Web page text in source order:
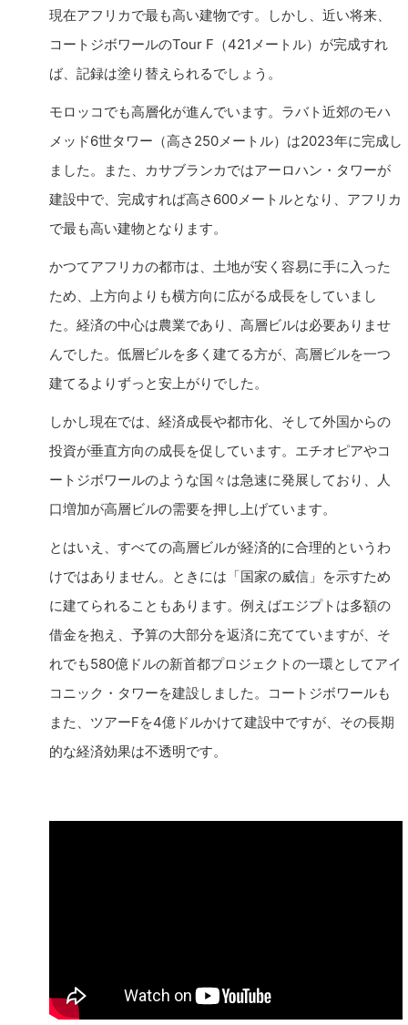
現在アフリカで最も高い建物です。しかし、近い将来、
コートジボワールのTour F（421メートル）が完成すれ
ば、記録は塗り替えられるでしょう。
モロッコでも高層化が進んでいます。ラバト近郊のモハ
メッド6世タワー（高さ250メートル）は2023年に完成し
ました。また、カサブランカではアーロハン・タワーが
建設中で、完成すれば高さ600メートルとなり、アフリカ
で最も高い建物となります。
かつてアフリカの都市は、土地が安く容易に手に入った
ため、上方向よりも横方向に広がる成長をしていまし
た。経済の中心は農業であり、高層ビルは必要ありませ
んでした。低層ビルを多く建てる方が、高層ビルを一つ
建てるよりずっと安上がりでした。
しかし現在では、経済成長や都市化、そして外国からの
投資が垂直方向の成長を促しています。エチオピアやコ
ートジボワールのような国々は急速に発展しており、人
口増加が高層ビルの需要を押し上げています。
とはいえ、すべての高層ビルが経済的に合理的というわ
けではありません。ときには「国家の威信」を示すため
に建てられることもあります。例えばエジプトは多額の
借金を抱え、予算の大部分を返済に充てていますが、そ
れでも580億ドルの新首都プロジェクトの一環としてアイ
コニック・タワーを建設しました。コートジボワールも
また、ツアーFを4億ドルかけて建設中ですが、その長期
的な経済効果は不透明です。